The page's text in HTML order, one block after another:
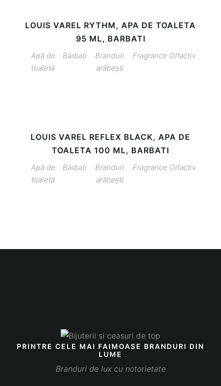
LOUIS VAREL RYTHM, APA DE TOALETA
95 ML, BARBATI
Apă de
toaletă
Bărbați
Branduri
arăbești
Fragrance Olfactiv
LOUIS VAREL REFLEX BLACK, APA DE
TOALETA 100 ML, BARBATI
Apă de
toaletă
Bărbați
Branduri
arăbești
Fragrance Olfactiv
PRINTRE CELE MAI FAIMOASE BRANDURI DIN
LUME
Branduri de lux cu notorietate